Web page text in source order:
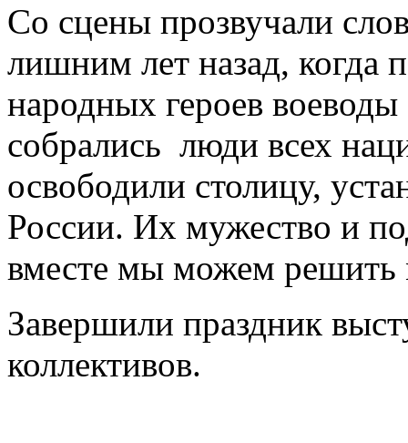
Со сцены прозвучали
лишним лет назад, когда
народных героев
собрались люди всех
освободили столицу,
России. Их мужество и
вместе мы можем решить
Завершили праздник
коллективов.